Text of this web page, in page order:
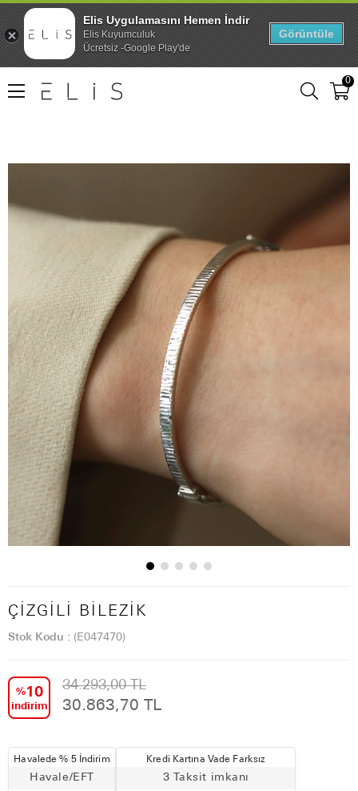
0
ÇIZGILI BILEZIK
Stok Kodu (E047470)
%10
i̇ndirim
34.293,00 TL
30.863,70 TL
Havalede % 5 İndirim
Havale/EFT
Kredi Kartına Vade Farksız
3 Taksit imkanı
Elis Uygulamasını Hemen İndir
Elis Kuyumculuk
Ücretsiz -Google Play'de
Görüntüle